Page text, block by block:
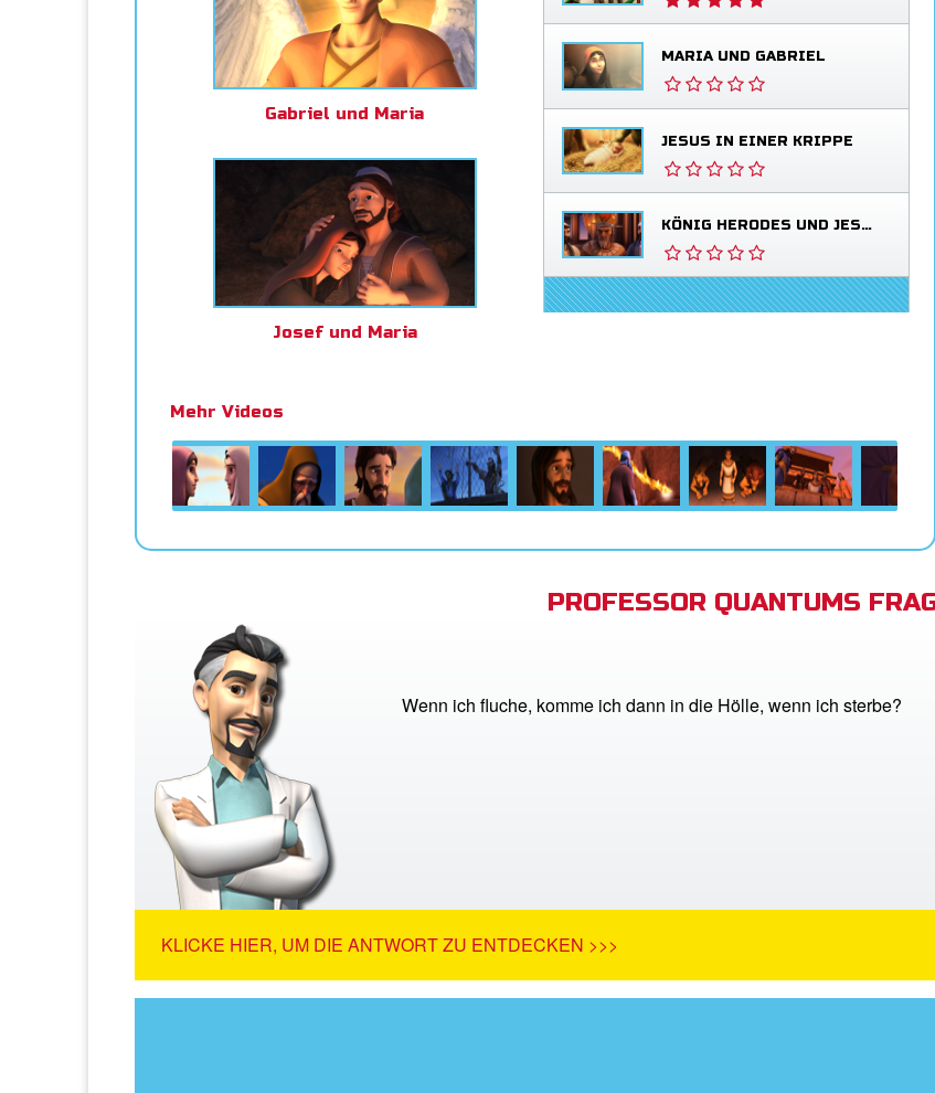
Gabriel und Maria
Josef und Maria
MARIA UND GABRIEL
JESUS IN EINER KRIPPE
KÖNIG HERODES UND JESUS
Mehr Videos
PROFESSOR QUANTUMS
Wenn ich fluche, komme ich dann in die Hölle, wenn ich sterbe?
KLICKE HIER, UM DIE ANTWORT ZU ENTDECKEN >>>